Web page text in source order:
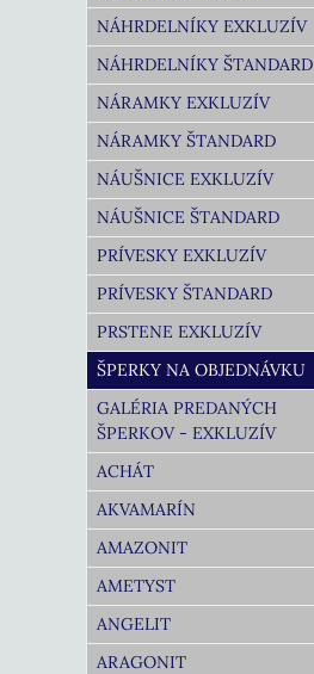
NÁHRDELNÍKY EXKLUZÍV
NÁHRDELNÍKY ŠTANDARD
NÁRAMKY EXKLUZÍV
NÁRAMKY ŠTANDARD
NÁUŠNICE EXKLUZÍV
NÁUŠNICE ŠTANDARD
PRÍVESKY EXKLUZÍV
PRÍVESKY ŠTANDARD
PRSTENE EXKLUZÍV
ŠPERKY NA OBJEDNÁVKU
GALÉRIA PREDANÝCH
ŠPERKOV - EXKLUZÍV
ACHÁT
AKVAMARÍN
AMAZONIT
AMETYST
ANGELIT
ARAGONIT